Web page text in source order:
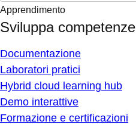
Apprendimento
Sviluppa competenze
Documentazione
Laboratori pratici
Hybrid cloud learning hub
Demo interattive
Formazione e certificazioni